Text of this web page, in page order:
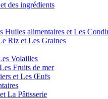
des ingrédients
Huiles alimentaires et Les
Riz et Les Graines
Volailles
Fruits de mer
et Les Œufs
La Pâtisserie